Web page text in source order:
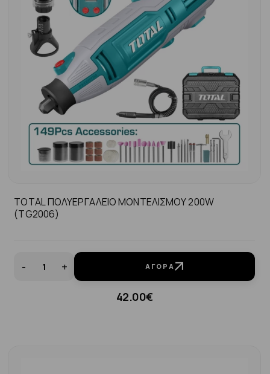
TOTAL ΠΟΛΥΕΡΓΑΛΕΙΟ ΜΟΝΤΕΛΙΣΜΟΥ 200W
(TG2006)
- + ΑΓΟΡΆ
42.00€